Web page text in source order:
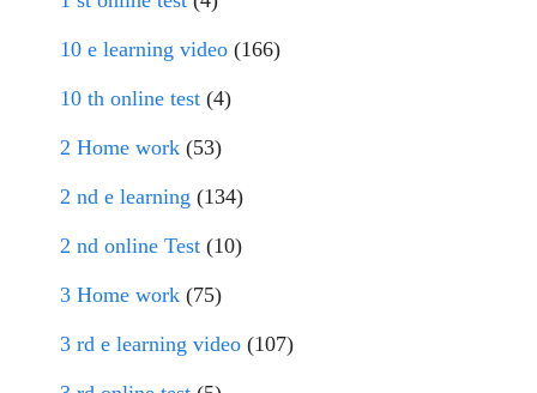
10 e learning video (166)
10 th online test (4)
2 Home work (53)
2 nd e learning (134)
2 nd online Test (10)
3 Home work (75)
3 rd e learning video (107)